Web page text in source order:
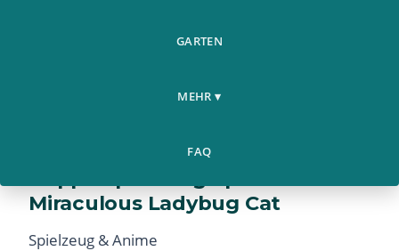
GARTEN
MEHR ▾
FAQ
7 12cm Pvc Action Figuren
Miraculous Ladybug Cat
Spielzeug & Anime